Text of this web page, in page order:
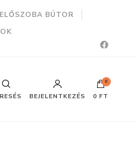
ELŐSZOBA BÚTOR
BEJELENTKEZÉS
0
0 FT